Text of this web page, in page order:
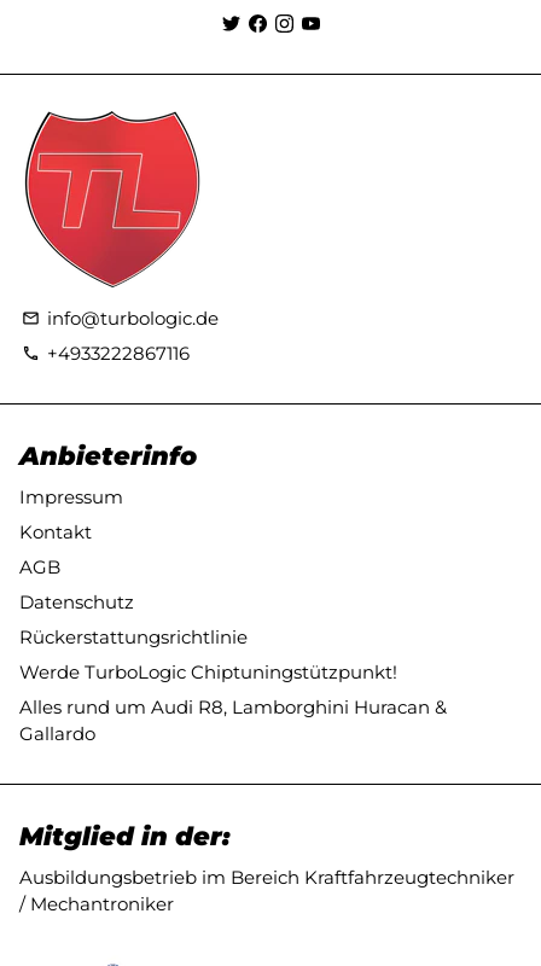
email info@turbologic.de
phone +4933222867116
Anbieterinfo
Impressum
Kontakt
AGB
Datenschutz
Rückerstattungsrichtlinie
Werde TurboLogic Chiptuningstützpunkt!
Alles rund um Audi R8, Lamborghini Huracan &
Gallardo
Mitglied in der:
Ausbildungsbetrieb im Bereich Kraftfahrzeugtechniker
/ Mechantroniker